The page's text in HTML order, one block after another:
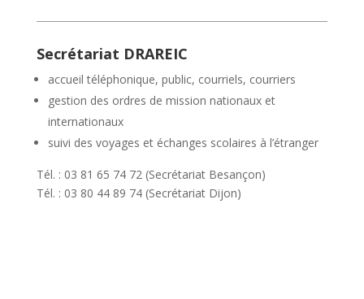
Secrétariat DRAREIC
accueil téléphonique, public, courriels, courriers
gestion des ordres de mission nationaux et
internationaux
suivi des voyages et échanges scolaires à l’étranger
Tél. : 03 81 65 74 72 (Secrétariat Besançon)
Tél. : 03 80 44 89 74 (Secrétariat Dijon)